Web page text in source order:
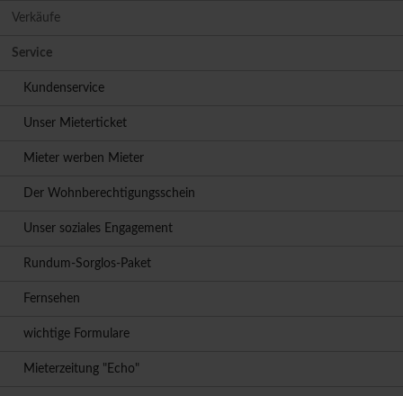
Verkäufe
Service
Kundenservice
Unser Mieterticket
Mieter werben Mieter
Der Wohnberechtigungsschein
Unser soziales Engagement
Rundum-Sorglos-Paket
Fernsehen
wichtige Formulare
Mieterzeitung "Echo"